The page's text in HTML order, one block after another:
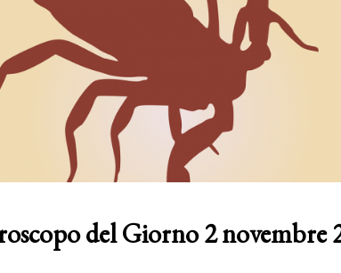
del Giorno 2 novembre